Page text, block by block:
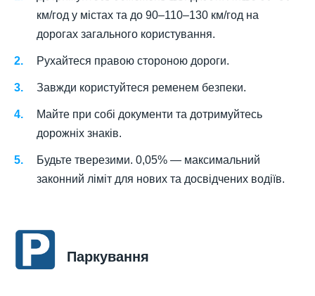
км/год у містах та до 90–110–130 км/год на
дорогах загального користування.
Рухайтеся правою стороною дороги.
Завжди користуйтеся ременем безпеки.
Майте при собі документи та дотримуйтесь
дорожніх знаків.
Будьте тверезими. 0,05% — максимальний
законний ліміт для нових та досвідчених водіїв.
Паркування